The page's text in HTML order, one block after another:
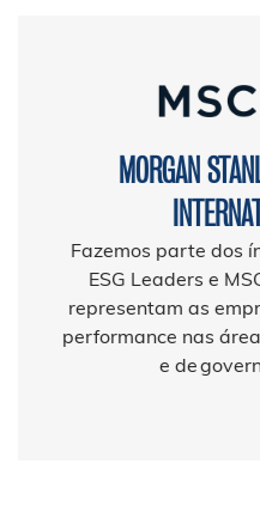
MORGAN
Fazemos parte dos
ESG Leaders e
representam as
performance nas
e de